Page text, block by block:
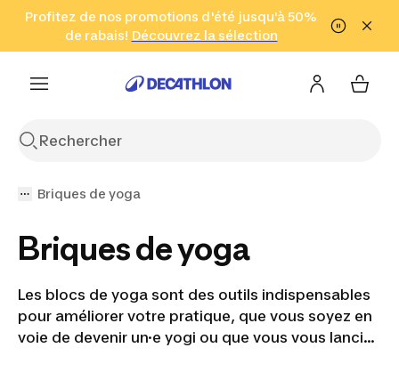
Aller à la recherche Aller au contenu Aller au pied de
Profitez de nos promotions d'été jusqu'à 50%
de rabais! Découvrez la sélection
Cliquez ici
en seulement 2 h!
(Zones sélectionnées)
Briques de yoga
Briques de yoga
Les blocs de yoga sont des outils indispensables
pour améliorer votre pratique, que vous soyez en
voie de devenir un·e yogi ou que vous vous lanciez